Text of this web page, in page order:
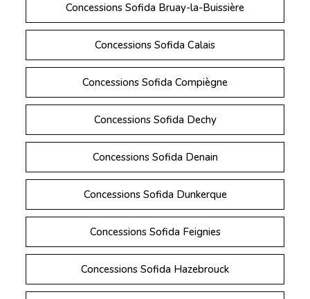
Concessions Sofida Bruay-la-Buissière
Concessions Sofida Calais
Concessions Sofida Compiègne
Concessions Sofida Dechy
Concessions Sofida Denain
Concessions Sofida Dunkerque
Concessions Sofida Feignies
Concessions Sofida Hazebrouck